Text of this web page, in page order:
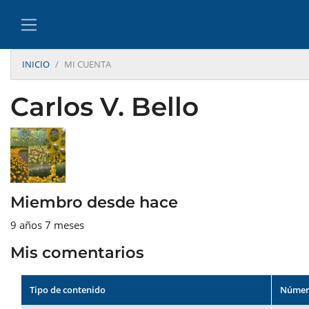
INICIO MI CUENTA
Carlos V. Bello
Miembro desde hace
9 años 7 meses
Mis comentarios
Tipo de contenido